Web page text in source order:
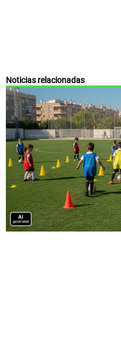
Noticias relacionadas